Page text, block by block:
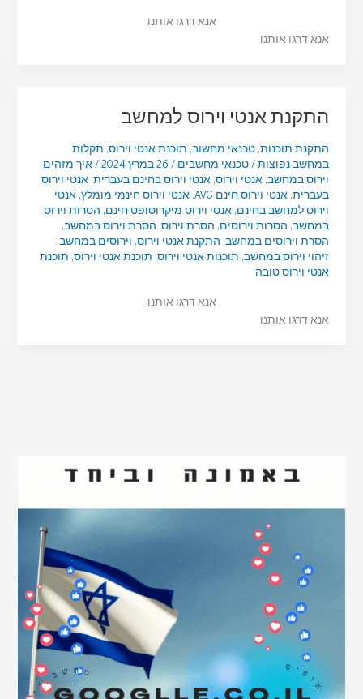
אנא דרגו אותנו
אנא דרגו אותנו
התקנת אנטי וירוס למחשב
התקנת תוכנות, טכנאי מחשוב, תוכנת אנטי וירוס, תקלות
במחשב נפוצות/טכנאי מחשבים / 26 במרץ 2024 /איך מזהים
וירוס במחשב, אנטי וירוס, אנטי וירוס בחינם בעברית, אנטי וירוס
בעברית, אנטי וירוס חינם AVG , אנטי וירוס חינמי מומלץ, אנטי
וירוס למחשב בחינם, אנטי וירוס מיקרוסופט חינם, הסרות וירוס
במחשב, הסרות וירוסים, הסרת וירוס, הסרת וירוס במחשב,
הסרת וירוסים במחשב, התקנת אנטי וירוס, וירוסים במחשב,
זיהוי וירוס במחשב, תוכנות אנטי וירוס, תוכנת אנטי וירוס, תוכנת
אנטי וירוס טובה
אנא דרגו אותנו
אנא דרגו אותנו